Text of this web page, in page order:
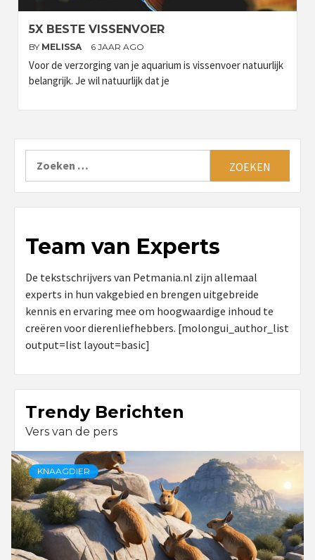
5X BESTE VISSENVOER
BY MELISSA 6 JAAR AGO
Voor de verzorging van je aquarium is vissenvoer natuurlijk
belangrijk. Je wil natuurlijk dat je
Team van Experts
De tekstschrijvers van Petmania.nl zijn allemaal
experts in hun vakgebied en brengen uitgebreide
kennis en ervaring mee om hoogwaardige inhoud te
creëren voor dierenliefhebbers. [molongui_author_list
output=list layout=basic]
Trendy Berichten
Vers van de pers
KNAAGDIER